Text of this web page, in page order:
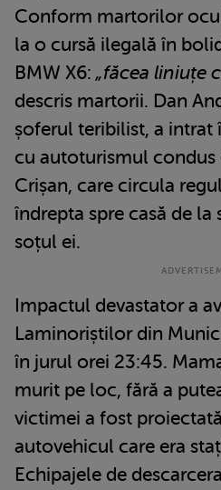
Conform martorilor
la o cursă ilegală în
BMW X6: „făcea liniuțe
descris martorii. Dan
șoferul teribilist, a
cu autoturismul condus
Crișan, care circula
îndrepta spre casă de la
soțul ei.
Impactul devastator a
Laminoriștilor din
în jurul orei 23:45.
murit pe loc, fără a
victimei a fost
autovehicul care era
Echipajele de